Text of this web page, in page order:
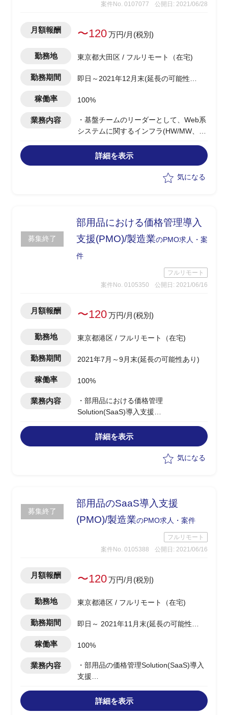
案件No. 0107077
公開日: 2021/06/28
月額報酬 〜120万円/月(税別)
勤務地 東京都大田区 / フルリモート（在宅)
勤務期間
即日～2021年12月末(延長の可能性あ
稼働率 100%
業務内容
・基盤チームのリーダーとして、Web系
システムに関するインフラ(HW/MW、ク
解決支援
・非機能要件定義(可用性、サービス性)
・開発案件に対するPMOアドバイザリー
詳細を表示
気になる
募集終了
部用品における価格管理導入
支援(PMO)/製造業のPMO求人・案
件
フルリモート
案件No. 0105350
公開日: 2021/06/16
月額報酬 〜120万円/月(税別)
勤務地 東京都港区 / フルリモート（在宅)
勤務期間 2021年7月～9月末(延長の可能性あり)
稼働率 100%
業務内容
・部用品における価格管理
Solution(SaaS)導入支援
・アプリ検討/テスト推進サブリード
詳細を表示
気になる
募集終了
部用品のSaaS導入支援
(PMO)/製造業のPMO求人・案件
フルリモート
案件No. 0105388
公開日: 2021/06/16
月額報酬 〜120万円/月(税別)
勤務地 東京都港区 / フルリモート（在宅)
勤務期間
即日～ 2021年11月末(延長の可能性
稼働率 100%
業務内容
・部用品の価格管理Solution(SaaS)導入
支援
・アプリ検討/テスト推進サブリード
詳細を表示